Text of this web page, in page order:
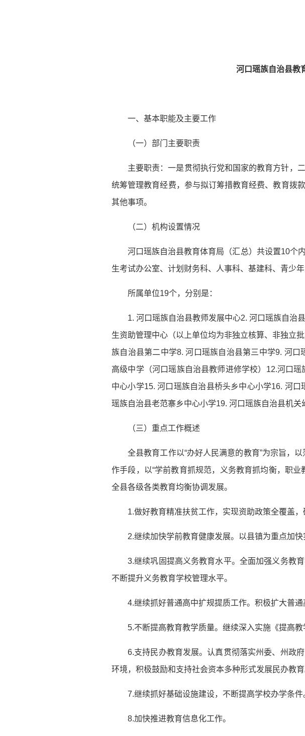
河口瑶族自治县教
一、基本职能及主要工作
（一）部门主要职责
主要职责：一是贯彻执行党和国家的教育方针，
统筹管理教育经费，参与拟订筹措教育经费、教育拨
其他事项。
（二）机构设置情况
河口瑶族自治县教育体育局（汇总）共设置10个
生考试办公室、计划财务科、人事科、基建科、青少年
所属单位19个，分别是：
1. 河口瑶族自治县教师发展中心2. 河口瑶族自治
生资助管理中心（以上单位均为非独立核算、非独立
族自治县第二中学8. 河口瑶族自治县第三中学9. 河
高级中学（河口瑶族自治县教师进修学校）12.河口
中心小学15. 河口瑶族自治县桥头乡中心小学16. 河
瑶族自治县老范寨乡中心小学19. 河口瑶族自治县机关
（三）重点工作概述
全县教育工作以“办好人民满意的教育”为宗旨，
作手段，以“学前教育抓规范，义务教育抓均衡，职
全县各级各类教育均衡协调发展。
1.做好教育精准扶贫工作，实现资助政策全覆盖，
2.继续加快学前教育健康发展。以县镇为重点加快
3.继续巩固提高义务教育水平。全面加强义务教
不断提升义务教育学校管理水平。
4.继续抓好普通高中扩规提质工作。积极扩大普通
5.不断提高教育教学质量。继续深入实施《提高
6.支持民办教育发展。认真贯彻落实州委、州政
环境，积极鼓励和支持社会资本多种形式发展民办教育
7.继续抓好基础设施建设，不断提高学校办学条件
8.加快推进教育信息化工作。